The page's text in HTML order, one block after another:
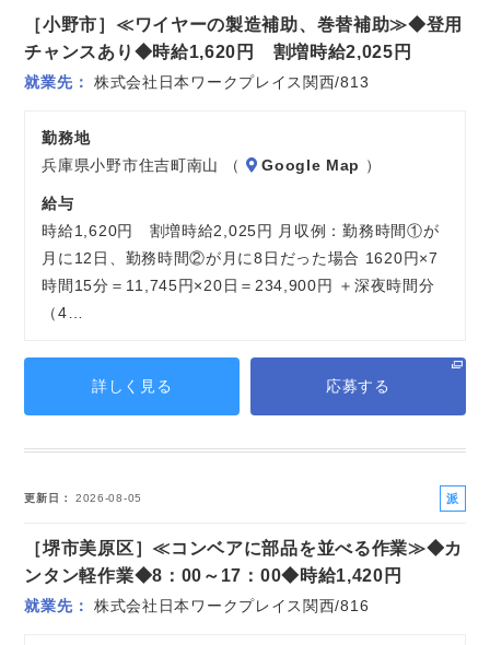
社
［小野市］≪ワイヤーの製造補助、巻替補助≫◆登用
チャンスあり◆時給1,620円 割増時給2,025円
就業先 株式会社日本ワークプレイス関西/813
勤務地
兵庫県小野市住吉町南山 （
Google Map ）
給与
時給1,620円 割増時給2,025円 月収例：勤務時間①が
月に12日、勤務時間②が月に8日だった場合 1620円×7
時間15分＝11,745円×20日＝234,900円 ＋深夜時間分
（4…
詳しく見る 応募する
更新日 2026-08-05
派
社
［堺市美原区］≪コンベアに部品を並べる作業≫◆カ
ンタン軽作業◆8：00～17：00◆時給1,420円
就業先 株式会社日本ワークプレイス関西/816